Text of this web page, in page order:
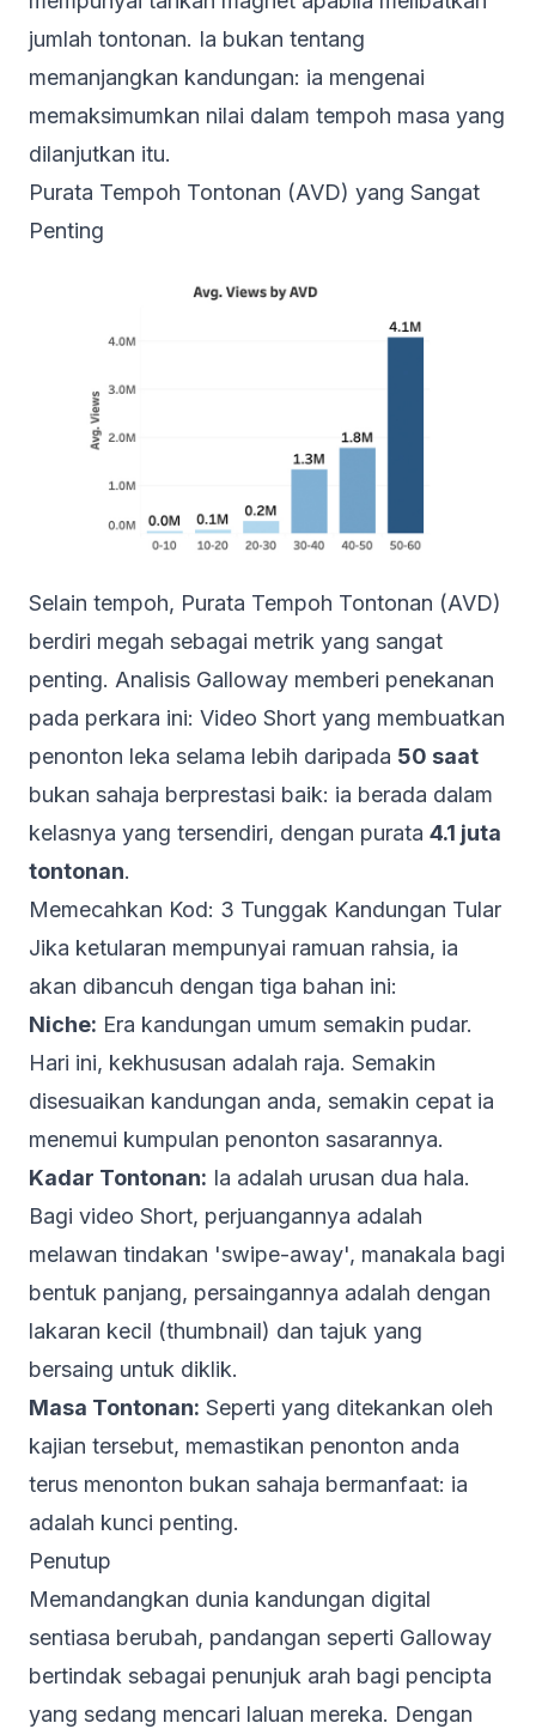
jumlah tontonan. Ia bukan tentang
memanjangkan kandungan: ia mengenai
memaksimumkan nilai dalam tempoh masa yang
dilanjutkan itu.
Purata Tempoh Tontonan (AVD) yang Sangat
Penting
Selain tempoh, Purata Tempoh Tontonan (AVD)
berdiri megah sebagai metrik yang sangat
penting. Analisis Galloway memberi penekanan
pada perkara ini: Video Short yang membuatkan
penonton leka selama lebih daripada 50 saat
bukan sahaja berprestasi baik: ia berada dalam
kelasnya yang tersendiri, dengan purata 4.1 juta
tontonan.
Memecahkan Kod: 3 Tunggak Kandungan Tular
Jika ketularan mempunyai ramuan rahsia, ia
akan dibancuh dengan tiga bahan ini:
Niche: Era kandungan umum semakin pudar.
Hari ini, kekhususan adalah raja. Semakin
disesuaikan kandungan anda, semakin cepat ia
menemui kumpulan penonton sasarannya.
Kadar Tontonan: Ia adalah urusan dua hala.
Bagi video Short, perjuangannya adalah
melawan tindakan 'swipe-away', manakala bagi
bentuk panjang, persaingannya adalah dengan
lakaran kecil (thumbnail) dan tajuk yang
bersaing untuk diklik.
Masa Tontonan: Seperti yang ditekankan oleh
kajian tersebut, memastikan penonton anda
terus menonton bukan sahaja bermanfaat: ia
adalah kunci penting.
Penutup
Memandangkan dunia kandungan digital
sentiasa berubah, pandangan seperti Galloway
bertindak sebagai penunjuk arah bagi pencipta
yang sedang mencari laluan mereka. Dengan